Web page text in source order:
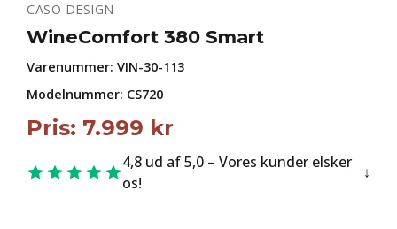
CASO DESIGN
WineComfort 380 Smart
Varenummer: VIN-30-113
Modelnummer: CS720
Pris: 7.999 kr
4,8 ud af 5,0 – Vores kunder elsker
os!